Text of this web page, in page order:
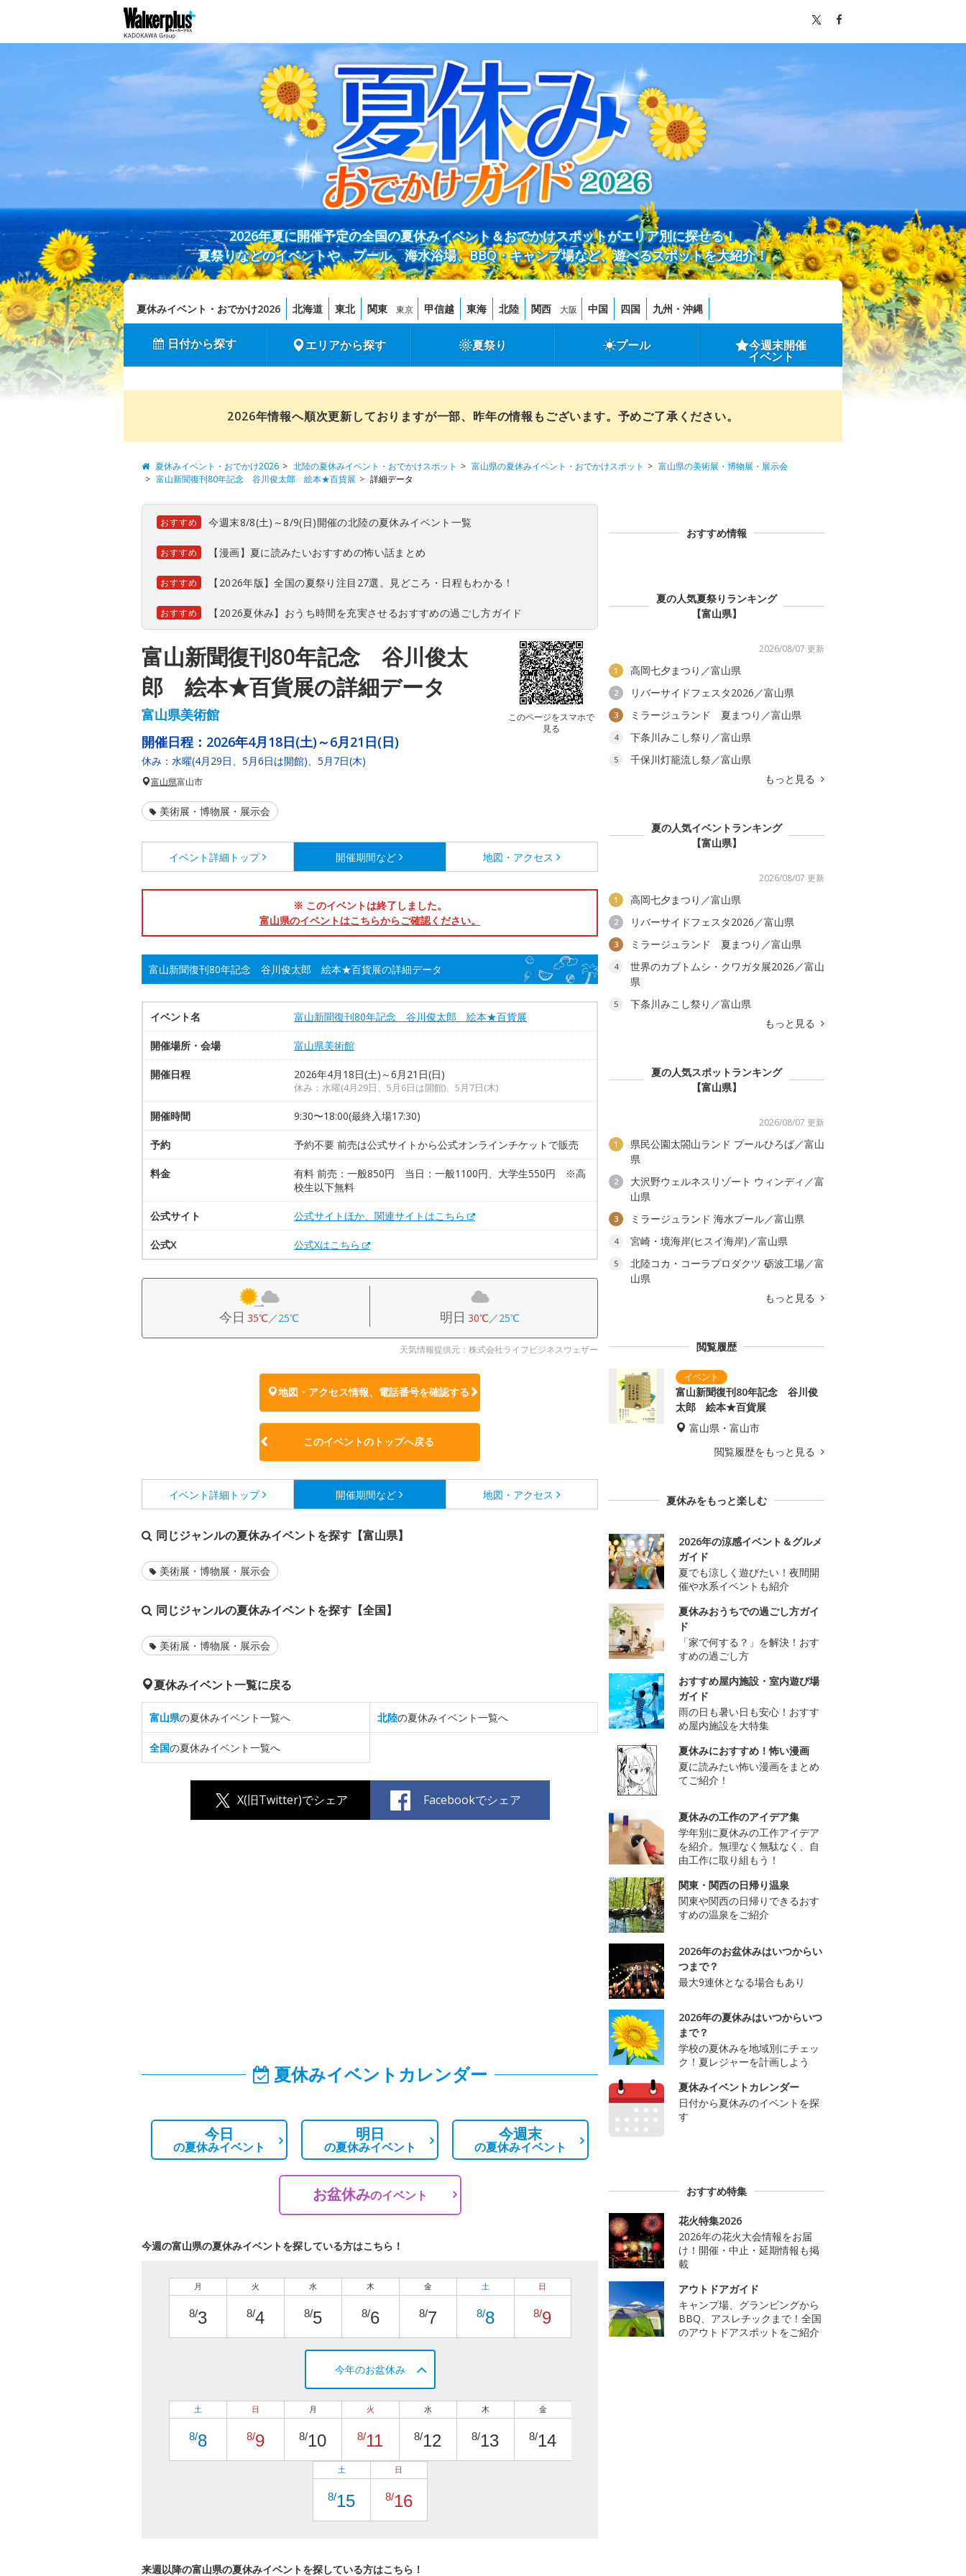
2026年夏に開催予定の全国の夏休みイベント＆おでかけスポットがエリア別に探せる！
夏祭りなどのイベントや、プール、海水浴場、BBQ・キャンプ場など、遊べるスポットを大紹介！
夏休みイベント・おでかけ2026 北海道 東北 関東 東京 甲信越 東海 北陸 関西 大阪 中国 四国 九州・沖縄
日付から探す エリアから探す 夏祭り プール 今週末開催
イベント
2026年情報へ順次更新しておりますが一部、昨年の情報もございます。予めご了承ください。
夏休みイベント・おでかけ2026 北陸の夏休みイベント・おでかけスポット 富山県の夏休みイベント・おでかけスポット
富山県の美術展・博物展・展示会
富山新聞復刊80年記念 谷川俊太郎 絵本★百貨展
詳細データ
おすすめ 今週末8/8(土)～8/9(日)開催の北陸の夏休みイベント一覧
おすすめ 【漫画】夏に読みたいおすすめの怖い話まとめ
おすすめ 【2026年版】全国の夏祭り注目27選。見どころ・日程もわかる！
おすすめ 【2026夏休み】おうち時間を充実させるおすすめの過ごし方ガイド
富山新聞復刊80年記念 谷川俊太
郎 絵本★百貨展の詳細データ
富山県美術館
このページをスマホで
見る
開催日程： 2026年4月18日(土)～6月21日(日)
休み：水曜(4月29日、5月6日は開館)、5月7日(木)
富山県富山市
美術展・博物展・展示会
イベント詳細 トップ 開催期間など 地図・アクセス
※ このイベントは終了しました。
富山県のイベントはこちらからご確認ください。
富山新聞復刊80年記念 谷川俊太郎 絵本★百貨展の詳細データ
イベント名 富山新聞復刊80年記念 谷川俊太郎 絵本★百貨展
開催場所・会場 富山県美術館
開催日程 2026年4月18日(土)～6月21日(日)
休み：水曜(4月29日、5月6日は開館)、5月7日(木)
開催時間 9:30〜18:00(最終入場17:30)
予約 予約不要 前売は公式サイトから公式オンラインチケットで販売
料金
有料 前売：一般850円 当日：一般1100円、大学生550円 ※高
校生以下無料
公式サイト 公式サイトほか、関連サイトはこちら
公式X 公式Xはこちら
今日 35℃／25℃ 明日 30℃／25℃
天気情報提供元：株式会社ライフビジネスウェザー
地図・アクセス情報、電話番号を確認する
このイベントのトップへ戻る
イベント詳細 トップ 開催期間など 地図・アクセス
同じジャンルの夏休みイベントを探す【富山県】
美術展・博物展・展示会
同じジャンルの夏休みイベントを探す【全国】
美術展・博物展・展示会
夏休みイベント一覧に戻る
富山県の夏休みイベント一覧へ 北陸の夏休みイベント一覧へ
全国の夏休みイベント一覧へ
X(旧Twitter)でシェア Facebookでシェア
夏休みイベントカレンダー
今日
の夏休みイベント
明日
の夏休みイベント
今週末
の夏休みイベント
お盆休みのイベント
今週の富山県の夏休みイベントを探している方はこちら！
月
8/3
火
8/4
水
8/5
木
8/6
金
8/7
土
8/8
日
8/9
今年のお盆休み
土
8/8
日
8/9
月
8/10
火
8/11
水
8/12
木
8/13
金
8/14
土
8/15
日
8/16
来週以降の富山県の夏休みイベントを探している方はこちら！
おすすめ情報
夏の人気夏祭りランキング
【富山県】
2026/08/07 更新
1 高岡七夕まつり／富山県
2 リバーサイドフェスタ2026／富山県
3 ミラージュランド 夏まつり／富山県
4 下条川みこし祭り／富山県
5
千保川灯籠流し祭／富山県
もっと見る
夏の人気イベントランキング
【富山県】
2026/08/07 更新
1 高岡七夕まつり／富山県
2 リバーサイドフェスタ2026／富山県
3 ミラージュランド 夏まつり／富山県
4
世界のカブトムシ・クワガタ展2026／富山
県
5
下条川みこし祭り／富山県
もっと見る
夏の人気スポットランキング
【富山県】
2026/08/07 更新
1
県民公園太閤山ランド プールひろば／富山
県
2
大沢野ウェルネスリゾート ウィンディ／富
山県
3 ミラージュランド 海水プール／富山県
4 宮崎・境海岸(ヒスイ海岸)／富山県
5
北陸コカ・コーラプロダクツ 砺波工場／富
山県
もっと見る
閲覧履歴
富山新聞復刊80年記念 谷川俊
太郎 絵本★百貨展
富山県・富山市
閲覧履歴をもっと見る
夏休みをもっと楽しむ
2026年の涼感イベント＆グルメ
ガイド
夏でも涼しく遊びたい！夜間開
催や水系イベントも紹介
夏休みおうちでの過ごし方ガイ
ド
「家で何する？」を解決！おす
すめの過ごし方
おすすめ屋内施設・室内遊び場
ガイド
雨の日も暑い日も安心！おすす
め屋内施設を大特集
夏休みにおすすめ！怖い漫画
夏に読みたい怖い漫画をまとめ
てご紹介！
夏休みの工作のアイデア集
学年別に夏休みの工作アイデア
を紹介。無理なく無駄なく、自
由工作に取り組もう！
関東・関西の日帰り温泉
関東や関西の日帰りできるおす
すめの温泉をご紹介
2026年のお盆休みはいつからい
つまで？
最大9連休となる場合もあり
2026年の夏休みはいつからいつ
まで？
学校の夏休みを地域別にチェッ
ク！夏レジャーを計画しよう
夏休みイベントカレンダー
日付から夏休みのイベントを探
す
おすすめ特集
花火特集2026
2026年の花火大会情報をお届
け！開催・中止・延期情報も掲
載
アウトドアガイド
キャンプ場、グランピングから
BBQ、アスレチックまで！全国
のアウトドアスポットをご紹介